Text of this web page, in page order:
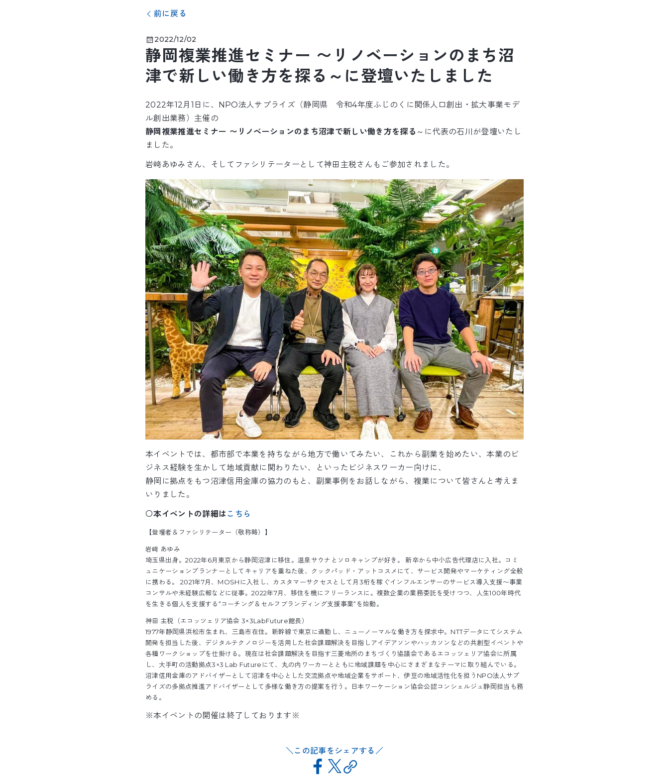
前に戻る
2022/12/02
静岡複業推進セミナー 〜リノベーションのまち沼
津で新しい働き方を探る～に登壇いたしました
2022年12月1日に、NPO法人サプライズ（静岡県 令和4年度ふじのくに関係人口創出・拡大事業モデ
ル創出業務）主催の
静岡複業推進セミナー 〜リノベーションのまち沼津で新しい働き方を探る ～に代表の石川が登壇いたし
ました。
岩﨑あゆみさん、そしてファシリテーターとして神田主税さんもご参加されました。
本イベントでは、都市部で本業を持ちながら地方で働いてみたい、これから副業を始めたい、本業のビ
ジネス経験を生かして地域貢献に関わりたい、といったビジネスワーカー向けに、
静岡に拠点をもつ沼津信用金庫の協力のもと、副業事例をお話しながら、複業について皆さんと考えま
いりました。
〇本イベントの詳細はこちら
【登壇者＆ファシリテーター（敬称略）】
岩﨑 あゆみ
埼玉県出身。2022年6月東京から静岡沼津に移住。温泉サウナとソロキャンプが好き。 新卒から中小広告代理店に入社。コミ
ュニケーションプランナーとしてキャリアを重ねた後、クックパッド・アットコスメにて、サービス開発やマーケティング全般
に携わる。 2021年7月、MOSHに入社し、カスタマーサクセスとして月3桁を稼ぐインフルエンサーのサービス導入支援〜事業
コンサルや未経験広報などに従事。2022年7月、移住を機にフリーランスに。複数企業の業務委託を受けつつ、人生100年時代
を生きる個人を支援する“コーチング＆セルフブランディング支援事業“を始動。
神田 主税（エコッツェリア協会 3×3LabFuture館長）
1977年静岡県浜松市生まれ、三島市在住。新幹線で東京に通勤し、ニューノーマルな働き方を探求中。NTTデータにてシステム
開発を担当した後、デジタルテクノロジーを活用した社会課題解決を目指しアイデアソンやハッカソンなどの共創型イベントや
各種ワークショップを仕掛ける。現在は社会課題解決を目指す三菱地所のまちづくり協議会であるエコッツェリア協会に所属
し、大手町の活動拠点3×3 Lab Futureにて、丸の内ワーカーとともに地域課題を中心にさまざまなテーマに取り組んでいる。
沼津信用金庫のアドバイザーとして沼津を中心とした交流拠点や地域企業をサポート、伊豆の地域活性化を担うNPO法人サプ
ライズの多拠点推進アドバイザーとして多様な働き方の提案を行う。日本ワーケーション協会公認コンシェルジュ静岡担当も務
める。
※本イベントの開催は終了しております※
この記事をシェアする